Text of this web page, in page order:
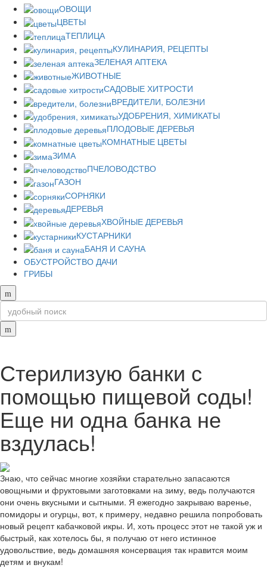
ОВОЩИ
ЦВЕТЫ
ТЕПЛИЦА
КУЛИНАРИЯ, РЕЦЕПТЫ
ЗЕЛЕНАЯ АПТЕКА
ЖИВОТНЫЕ
САДОВЫЕ ХИТРОСТИ
ВРЕДИТЕЛИ, БОЛЕЗНИ
УДОБРЕНИЯ, ХИМИКАТЫ
ПЛОДОВЫЕ ДЕРЕВЬЯ
КОМНАТНЫЕ ЦВЕТЫ
ЗИМА
ПЧЕЛОВОДСТВО
ГАЗОН
СОРНЯКИ
ДЕРЕВЬЯ
ХВОЙНЫЕ ДЕРЕВЬЯ
КУСТАРНИКИ
БАНЯ И САУНА
ОБУСТРОЙСТВО ДАЧИ
ГРИБЫ
Стерилизую банки с
помощью пищевой соды!
Еще ни одна банка не
вздулась!
Знаю, что сейчас многие хозяйки старательно запасаются
овощными и фруктовыми заготовками на зиму, ведь получаются
они очень вкусными и сытными. Я ежегодно закрываю варенье,
помидоры и огурцы, вот, к примеру, недавно решила попробовать
новый рецепт кабачковой икры. И, хоть процесс этот не такой уж и
быстрый, как хотелось бы, я получаю от него истинное
удовольствие, ведь домашняя консервация так нравится моим
детям и внукам!